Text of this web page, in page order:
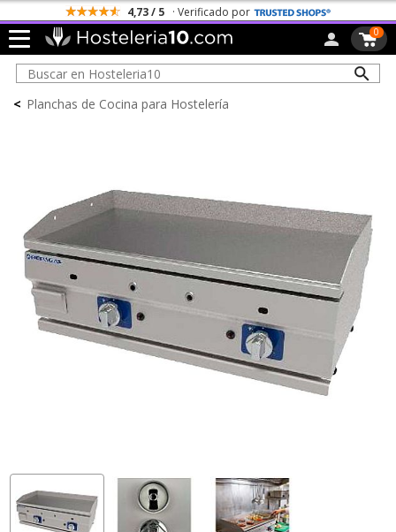
4,73 / 5 · Verificado por
0
< Planchas de Cocina para Hostelería